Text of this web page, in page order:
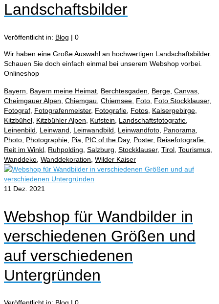
Landschaftsbilder
Veröffentlicht in: Blog | 0
Wir haben eine Große Auswahl an hochwertigen Landschaftsbilder.
Schauen Sie doch einfach einmal bei unserem Webshop vorbei.
Onlineshop
Bayern Bayern meine Heimat Berchtesgaden Berge Canvas
Cheimgauer Alpen Chiemgau Chiemsee Foto Foto Stockklauser,
Fotograf Fotografenmeister, Fotografie Fotos Kaisergebirge
Kitzbühel Kitzbühler Alpen Kufstein Landschaftsfotografie
Leinenbild
Leinwand Leinwandbild Leinwandfoto Panorama
Photo Photographie Pia PIC of the Day, Poster, Reisefotografie
Reit im Winkl Ruhpolding Salzburg Stockklauser, Tirol Tourismus
Wanddeko Wanddekoration Wilder Kaiser
11 Dez. 2021
Webshop für Wandbilder in
verschiedenen Größen und
auf verschiedenen
Untergründen